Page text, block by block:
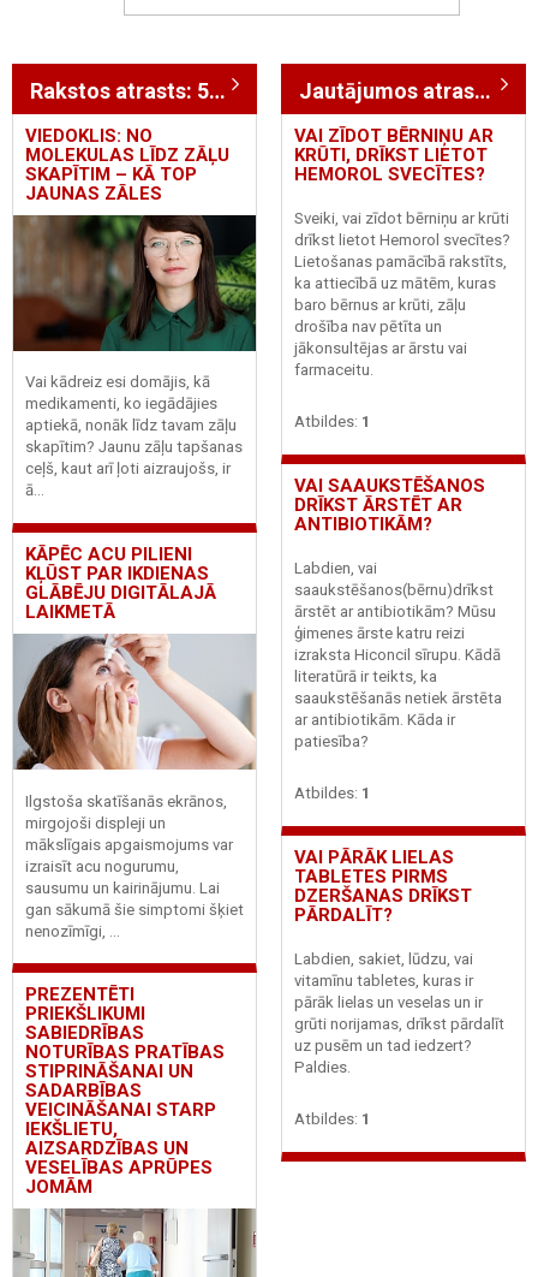
Rakstos atrasts: 560
VIEDOKLIS: NO
MOLEKULAS LĪDZ ZĀĻU
SKAPĪTIM – KĀ TOP
JAUNAS ZĀLES
Vai kādreiz esi domājis, kā
medikamenti, ko iegādājies
aptiekā, nonāk līdz tavam zāļu
skapītim? Jaunu zāļu tapšanas
ceļš, kaut arī ļoti aizraujošs, ir
ā...
KĀPĒC ACU PILIENI
KĻŪST PAR IKDIENAS
GLĀBĒJU DIGITĀLAJĀ
LAIKMETĀ
Ilgstoša skatīšanās ekrānos,
mirgojoši displeji un
mākslīgais apgaismojums var
izraisīt acu nogurumu,
sausumu un kairinājumu. Lai
gan sākumā šie simptomi šķiet
nenozīmīgi, ...
PREZENTĒTI
PRIEKŠLIKUMI
SABIEDRĪBAS
NOTURĪBAS PRATĪBAS
STIPRINĀŠANAI UN
SADARBĪBAS
VEICINĀŠANAI STARP
IEKŠLIETU,
AIZSARDZĪBAS UN
VESELĪBAS APRŪPES
JOMĀM
Jautājumos atrasts: 32
VAI ZĪDOT BĒRNIŅU AR
KRŪTI, DRĪKST LIETOT
HEMOROL SVECĪTES?
Sveiki, vai zīdot bērniņu ar krūti
drīkst lietot Hemorol svecītes?
Lietošanas pamācībā rakstīts,
ka attiecībā uz mātēm, kuras
baro bērnus ar krūti, zāļu
drošība nav pētīta un
jākonsultējas ar ārstu vai
farmaceitu.
Atbildes: 1
VAI SAAUKSTĒŠANOS
DRĪKST ĀRSTĒT AR
ANTIBIOTIKĀM?
Labdien, vai
saaukstēšanos(bērnu)drīkst
ārstēt ar antibiotikām? Mūsu
ģimenes ārste katru reizi
izraksta Hiconcil sīrupu. Kādā
literatūrā ir teikts, ka
saaukstēšanās netiek ārstēta
ar antibiotikām. Kāda ir
patiesība?
Atbildes: 1
VAI PĀRĀK LIELAS
TABLETES PIRMS
DZERŠANAS DRĪKST
PĀRDALĪT?
Labdien, sakiet, lūdzu, vai
vitamīnu tabletes, kuras ir
pārāk lielas un veselas un ir
grūti norijamas, drīkst pārdalīt
uz pusēm un tad iedzert?
Paldies.
Atbildes: 1